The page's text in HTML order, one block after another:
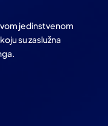
jedinstvenom
su zaslužna